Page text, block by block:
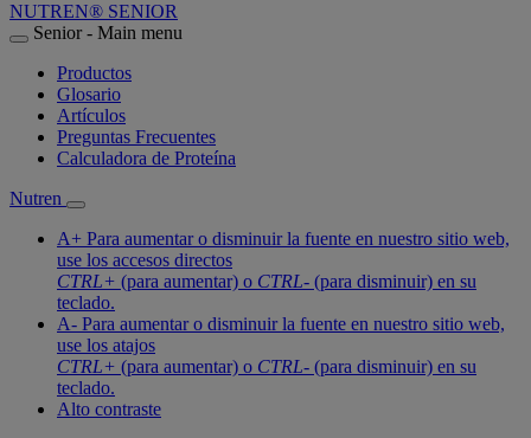
NUTREN® SENIOR
Senior - Main menu
Productos
Glosario
Artículos
Preguntas Frecuentes
Calculadora de Proteína
Nutren
A+ Para aumentar o disminuir la fuente en nuestro sitio web,
use los accesos directos
CTRL+ (para aumentar) o CTRL- (para disminuir) en su
teclado.
A- Para aumentar o disminuir la fuente en nuestro sitio web,
use los atajos
CTRL+ (para aumentar) o CTRL- (para disminuir) en su
teclado.
Alto contraste